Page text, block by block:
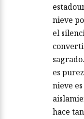
nieve
el
es
nieve
hace